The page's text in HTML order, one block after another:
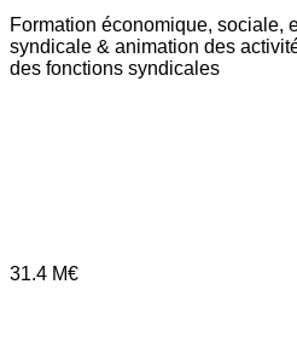
Formation économique, sociale,
syndicale & animation des
des fonctions syndicales
31.4 M€